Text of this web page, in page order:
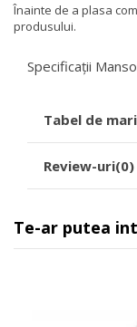
Înainte de a plasa
produsului.
Specificații
Tabel de
Review-uri(0)
Te-ar putea